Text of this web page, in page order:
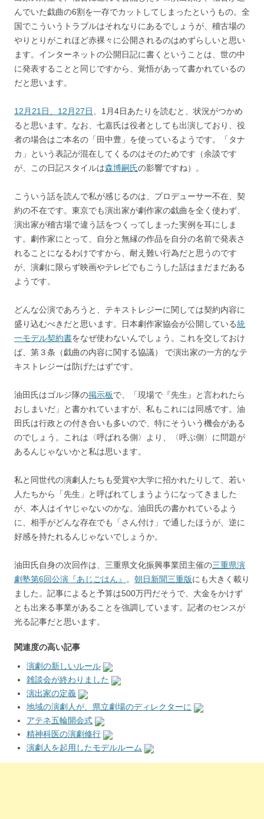
んでいた戯曲の6割を一存でカットしてしまったというもの。全
国でこういうトラブルはそれなりにあるでしょうが、稽古場の
やりとりがこれほど赤裸々に公開されるのはめずらしいと思い
ます。インターネットの公開日記に書くということは、世の中
に発表することと同じですから、覚悟があって書かれているの
だと思います。
12月21日、12月27日、1月4日あたりを読むと、状況がつかめ
ると思います。なお、七嘉氏は役者としても出演しており、役
者の場合はご本名の「田中豊」を使っているようです。「タナ
カ」という表記が混在してくるのはそのためです（余談です
が、この日記スタイルは森博嗣氏の影響ですね）。
こういう話を読んで私が感じるのは、プロデューサー不在、契
約の不在です。東京でも演出家が劇作家の戯曲を全く使わず、
演出家が稽古場で違う話をつくってしまった実例を耳にしま
す。劇作家にとって、自分と無縁の作品を自分の名前で発表さ
れることになるわけですから、耐え難い行為だと思うのです
が、演劇に限らず映画やテレビでもこうした話はまだまだある
ようです。
どんな公演であろうと、テキストレジーに関しては契約内容に
盛り込むべきだと思います。日本劇作家協会が公開している統
一モデル契約書をなぜ使わないんでしょう。これを交しておけ
ば、第３条（戯曲の内容に関する協議） で演出家の一方的なテ
キストレジーは防げたはずです。
油田氏はゴルジ隊の掲示板で、「現場で『先生』と言われたら
おしまいだ」と書かれていますが、私もこれには同感です。油
田氏は行政との付き合いも多いので、特にそういう機会がある
のでしょう。これは〈呼ばれる側〉より、〈呼ぶ側〉に問題が
あるんじゃないかと私は思います。
私と同世代の演劇人たちも受賞や大学に招かれたりして、若い
人たちから「先生」と呼ばれてしまうようになってきました
が、本人はイヤじゃないのかな。油田氏の書かれているよう
に、相手がどんな存在でも「さん付け」で通したほうが、逆に
好感を持たれるんじゃないでしょうか。
油田氏自身の次回作は、三重県文化振興事業団主催の三重県演
劇塾第6回公演『あじごはん』 。 朝日新聞三重版にも大きく載り
ました。記事によると予算は500万円だそうで、大金をかけず
とも出来る事業があることを強調しています。記者のセンスが
光る記事だと思います。
関連度の高い記事
演劇の新しいルール
雑談会が終わりました
演出家の定義
地域の演劇人が、県立劇場のディレクターに
アテネ五輪開会式
精神科医の演劇修行
演劇人を起用したモデルルーム